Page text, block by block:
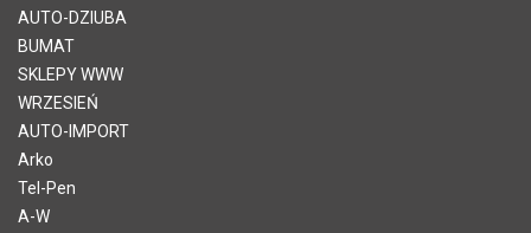
AUTO-DZIUBA
BUMAT
SKLEPY WWW
WRZESIEŃ
AUTO-IMPORT
Arko
Tel-Pen
A-W